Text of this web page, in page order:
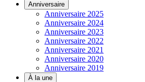
Anniversaire
Anniversaire 2025
Anniversaire 2024
Anniversaire 2023
Anniversaire 2022
Anniversaire 2021
Anniversaire 2020
Anniversaire 2019
À la une